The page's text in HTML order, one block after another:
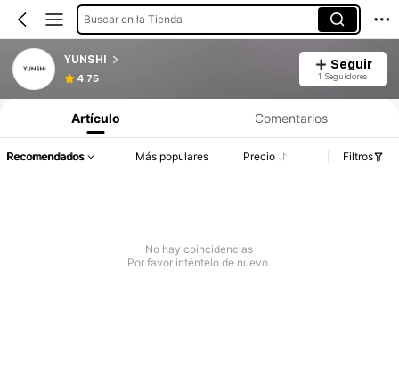
Buscar en la Tienda
YUNSHI
4.75
Seguir
1 Seguidores
Artículo Comentarios
Recomendados Más populares Precio Filtros
No hay coincidencias
Por favor inténtelo de nuevo.